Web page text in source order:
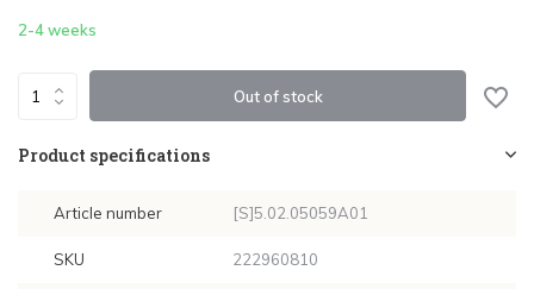
2-4 weeks
Out of stock
Product specifications
Article number [S]5.02.05059A01
SKU 222960810